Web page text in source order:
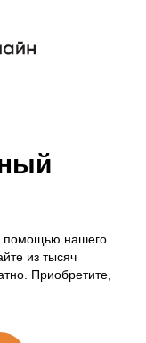
помощью нашего
из тысяч
Приобретите,